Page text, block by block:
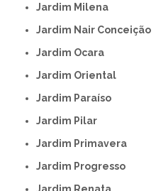
Jardim Milena
Jardim Nair Conceição
Jardim Ocara
Jardim Oriental
Jardim Paraíso
Jardim Pilar
Jardim Primavera
Jardim Progresso